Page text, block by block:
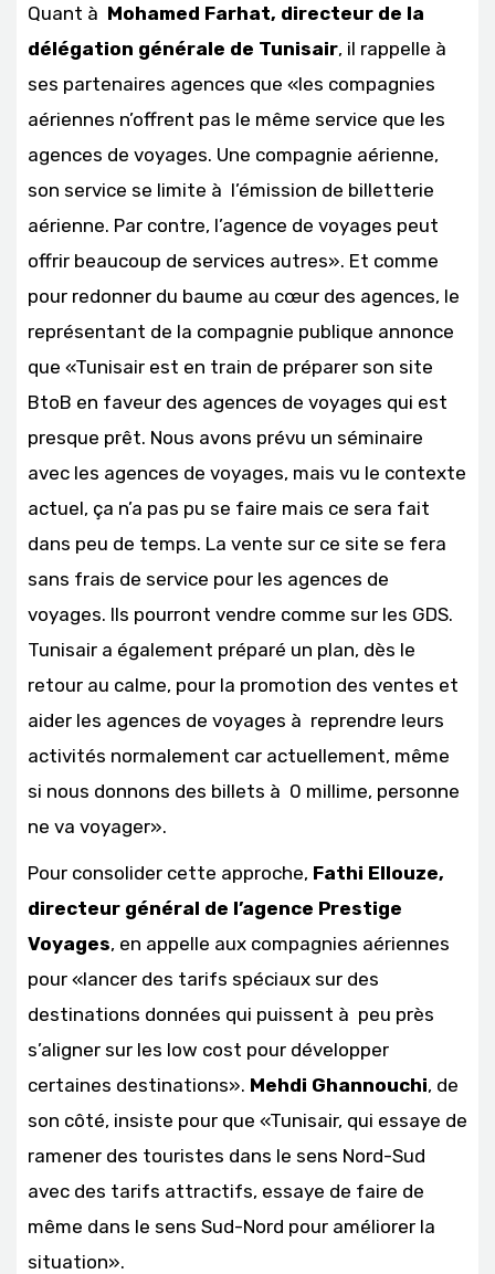
Quant à Mohamed Farhat, directeur de la
délégation générale de Tunisair, il rappelle à
ses partenaires agences que «les compagnies
aériennes n’offrent pas le même service que les
agences de voyages. Une compagnie aérienne,
son service se limite à l’émission de billetterie
aérienne. Par contre, l’agence de voyages peut
offrir beaucoup de services autres». Et comme
pour redonner du baume au cœur des agences, le
représentant de la compagnie publique annonce
que «Tunisair est en train de préparer son site
BtoB en faveur des agences de voyages qui est
presque prêt. Nous avons prévu un séminaire
avec les agences de voyages, mais vu le contexte
actuel, ça n’a pas pu se faire mais ce sera fait
dans peu de temps. La vente sur ce site se fera
sans frais de service pour les agences de
voyages. Ils pourront vendre comme sur les GDS.
Tunisair a également préparé un plan, dès le
retour au calme, pour la promotion des ventes et
aider les agences de voyages à reprendre leurs
activités normalement car actuellement, même
si nous donnons des billets à 0 millime, personne
ne va voyager».
Pour consolider cette approche, Fathi Ellouze,
directeur général de l’agence Prestige
Voyages, en appelle aux compagnies aériennes
pour «lancer des tarifs spéciaux sur des
destinations données qui puissent à peu près
s’aligner sur les low cost pour développer
certaines destinations». Mehdi Ghannouchi, de
son côté, insiste pour que «Tunisair, qui essaye de
ramener des touristes dans le sens Nord-Sud
avec des tarifs attractifs, essaye de faire de
même dans le sens Sud-Nord pour améliorer la
situation».